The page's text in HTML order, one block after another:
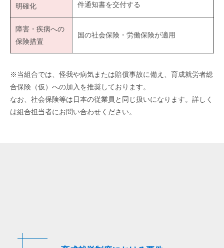
明確化
件通知書を交付する
障害・疾病への
保険措置
国の社会保険・労働保険が適用
※当組合では、怪我や病気または賠償事故に備え、育成就労者総
合保険（仮）への加入を推奨しております。
なお、社会保険等は日本の従業員と同じ扱いになります。詳しく
は組合担当者にお問い合わせください。